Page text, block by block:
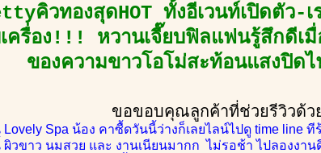
คิวทองสุดHOT ทั้งอีเวนท์เปิดตัว-
ครื่อง!!! หวานเจี๊ยบฟิลแฟนรู้สึกดีเ
ของความขาวโอโม่สะท้อนแสงปิ
ขอขอบคุณลูกค้าที่ช่วยรีวิวด้ว
Spa น้อง คาซื้ดวันนี้ว่างก็เลยไลน์ไปดู time line ที
วขาว นมสวย และ งานเนียนมากก ไม่รอช้า ไปลองงา